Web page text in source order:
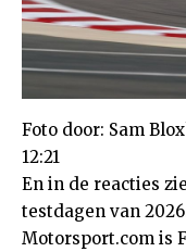
Foto door: Sam
12:21
En in de reacties
testdagen van
Motorsport.com is